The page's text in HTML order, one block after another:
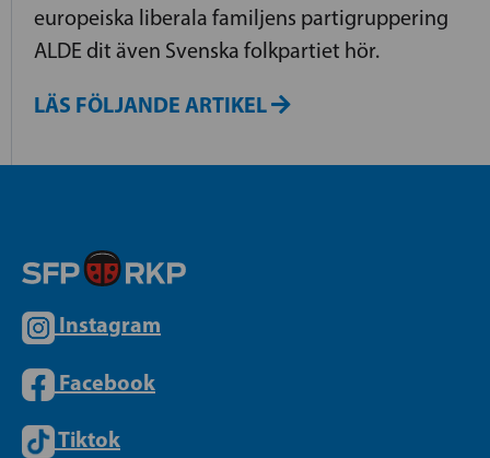
europeiska liberala familjens partigruppering
ALDE dit även Svenska folkpartiet hör.
LÄS FÖLJANDE ARTIKEL
Instagram
Facebook
Tiktok